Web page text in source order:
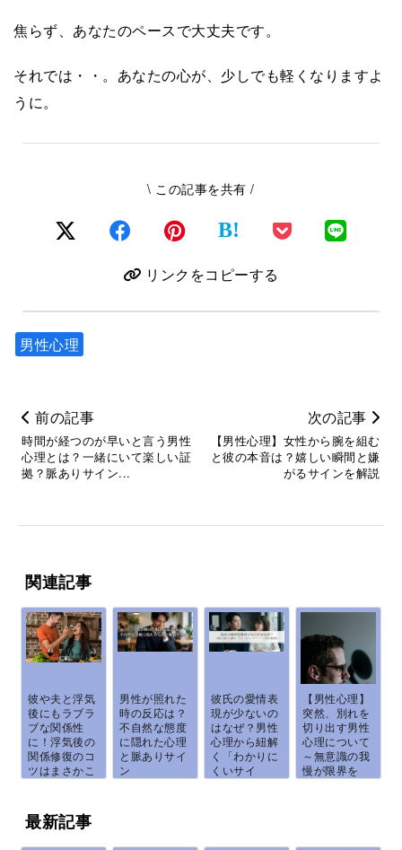
焦らず、あなたのペースで大丈夫です。
それでは・・。あなたの心が、少しでも軽くなりますよ
うに。
\ この記事を共有 /
B!
リンクをコピーする
男性心理
前の記事
時間が経つのが早いと言う男性
心理とは？一緒にいて楽しい証
拠？脈ありサイン...
次の記事
【男性心理】女性から腕を組む
と彼の本音は？嬉しい瞬間と嫌
がるサインを解説
関連記事
彼や夫と浮気
後にもラブラ
ブな関係性
に！浮気後の
関係修復のコ
ツはまさかこ
れ...
男性が照れた
時の反応は？
不自然な態度
に隠れた心理
と脈ありサイ
ン
彼氏の愛情表
現が少ないの
はなぜ？男性
心理から紐解
く「わかりに
くいサイ
ン」...
【男性心理】
突然、別れを
切り出す男性
心理について
～無意識の我
慢が限界を
迎...
最新記事